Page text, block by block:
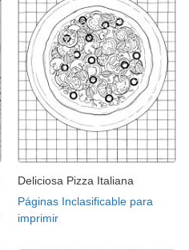
Deliciosa Pizza Italiana
Páginas Inclasificable para
imprimir